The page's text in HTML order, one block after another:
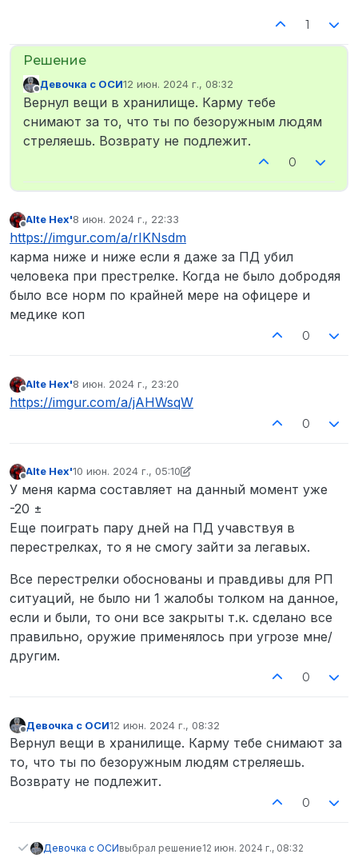
1
Не в сети
Девочка с ОСИ12 июн. 2024 г., 08:32
отредактировано
Вернул вещи в хранилище. Карму тебе
снимают за то, что ты по безоружным людям
стреляешь. Возврату не подлежит.
0
Не в сети
Alte Hex'8 июн. 2024 г., 22:33
отредактировано
https://imgur.com/a/rIKNsdm
карма ниже и ниже если я даже за ПД убил
человека при престрелке. Когда не было добродяя
было все норм по крайней мере на офицере и
медике коп
0
Не в сети
Alte Hex'8 июн. 2024 г., 23:20
отредактировано
https://imgur.com/a/jAHWsqW
0
Alte Hex'10 июн. 2024 г., 05:10
отредактировано Alte Hex'
У меня карма составляет на данный момент уже
-20 ±
Еще поиграть пару дней на ПД учавствуя в
перестрелках, то я не смогу зайти за легавых.
Все перестрелки обоснованы и правдивы для РП
ситуаций, не было ни 1 жалобы толком на данное,
если и были, то они все закрыты т.к. сделано все
правильно, оружие применялось при угрозе мне/
другим.
0
Девочка с ОСИ12 июн. 2024 г., 08:32
отредактировано
Вернул вещи в хранилище. Карму тебе снимают за
то, что ты по безоружным людям стреляешь.
Возврату не подлежит.
0
Девочка с ОСИвыбрал решение12 июн. 2024 г., 08:32